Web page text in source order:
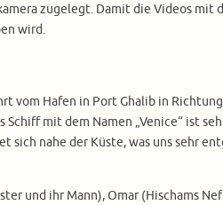
zugelegt. Damit die Videos
wird.
vom Hafen in Port Ghalib in
Schiff mit dem Namen „Venice“ ist
sich nahe der Küste, was uns sehr
und ihr Mann), Omar (Hischams